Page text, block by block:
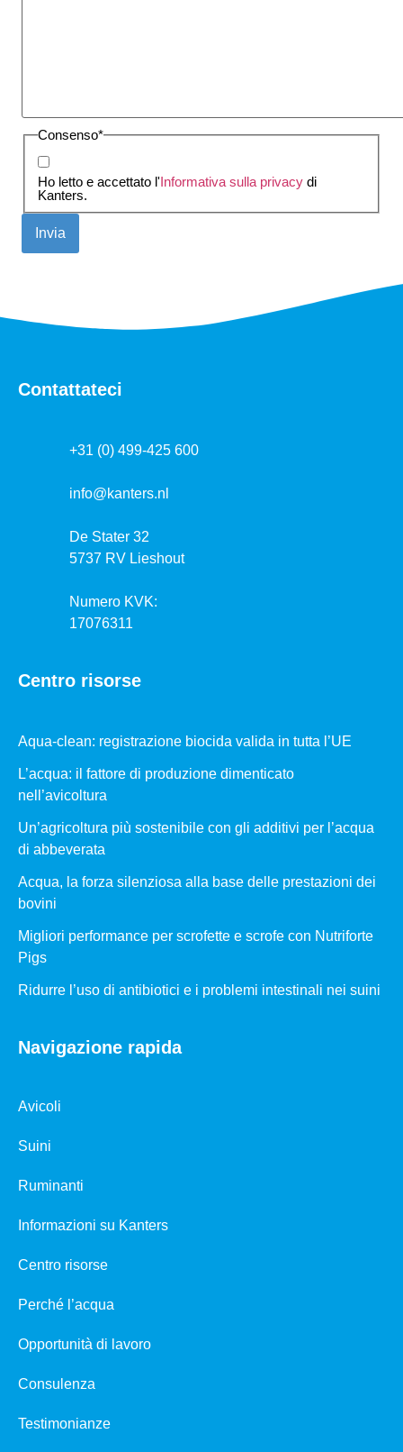
Consenso*
Ho letto e accettato l'Informativa sulla privacydi
Kanters.
Contattateci
+31 (0) 499-425 600
info@kanters.nl
De Stater 32
5737 RV Lieshout
Numero KVK:
17076311
Centro risorse
Aqua-clean: registrazione biocida valida in tutta l’UE
L’acqua: il fattore di produzione dimenticato
nell’avicoltura
Un’agricoltura più sostenibile con gli additivi per l’acqua
di abbeverata
Acqua, la forza silenziosa alla base delle prestazioni dei
bovini
Migliori performance per scrofette e scrofe con Nutriforte
Pigs
Ridurre l’uso di antibiotici e i problemi intestinali nei suini
Navigazione rapida
Avicoli
Suini
Ruminanti
Informazioni su Kanters
Centro risorse
Perché l’acqua
Opportunità di lavoro
Consulenza
Testimonianze